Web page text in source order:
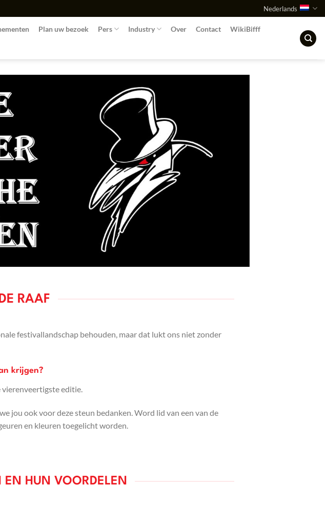
Nederlands
Plan uw bezoek Pers Industry Over Contact WikiBifff
RAAF
festivallandschap behouden, maar dat lukt ons niet zonder
krijgen?
vierenveertigste editie.
jou ook voor deze steun bedanken. Word lid van een van de
en kleuren toegelicht worden.
EN HUN VOORDELEN